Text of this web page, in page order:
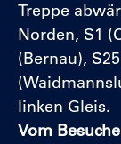
Treppe
Norden, S1
(Bernau),
linken Gleis.
Vom